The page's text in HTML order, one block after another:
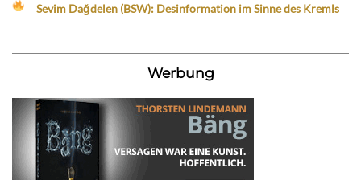
Sevim Dağdelen (BSW): Desinformation im Sinne des Kremls
Werbung